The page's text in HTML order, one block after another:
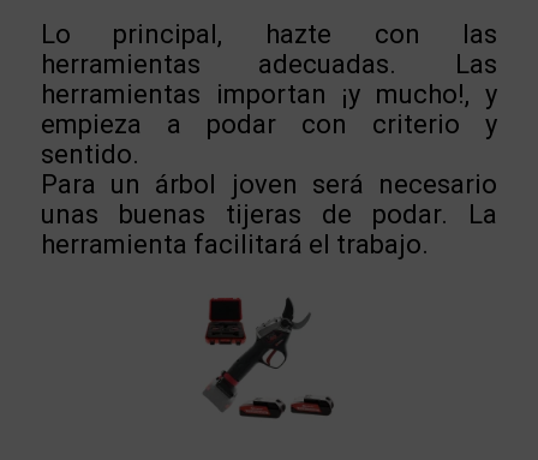
Lo principal, hazte con las
herramientas adecuadas. Las
herramientas importan ¡y mucho!, y
empieza a podar con criterio y
sentido.
Para un árbol joven será necesario
unas buenas tijeras de podar. La
herramienta facilitará el trabajo.